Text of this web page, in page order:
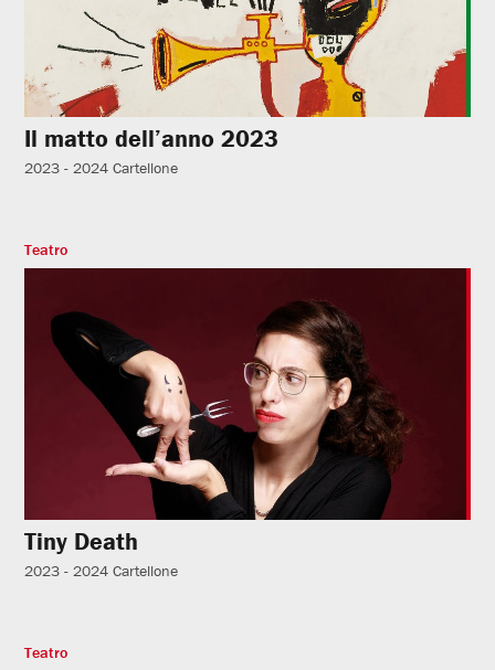
Il matto dell’anno 2023
2023 - 2024 Cartellone
Teatro
Tiny Death
2023 - 2024 Cartellone
Teatro